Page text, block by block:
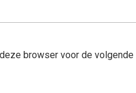
browser voor de